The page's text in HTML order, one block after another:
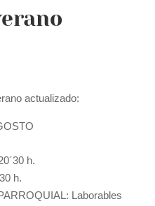
actualizado:
h.
h.
Laborables